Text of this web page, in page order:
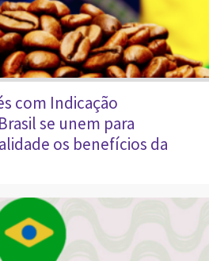
com Indicação
se unem para
os benefícios da